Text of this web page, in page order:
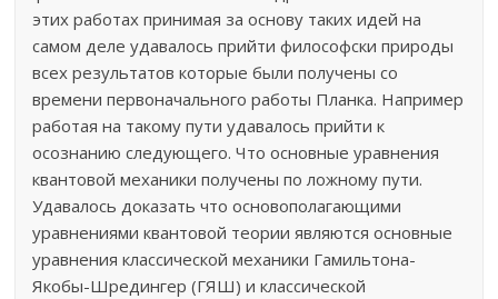
этих работах принимая за основу таких идей на
самом деле удавалось прийти философски природы
всех результатов которые были получены со
времени первоначального работы Планка. Например
работая на такому пути удавалось прийти к
осознанию следующего. Что основные уравнения
квантовой механики получены по ложному пути.
Удавалось доказать что основополагающими
уравнениями квантовой теории являются основные
уравнения классической механики Гамильтона-
Якобы-Шредингер (ГЯШ) и классической